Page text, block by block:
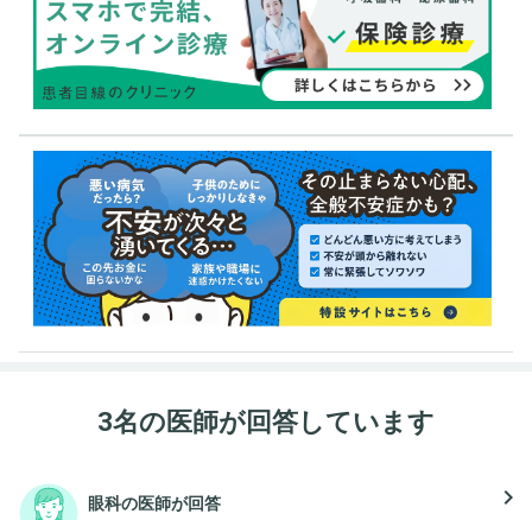
3名の医師が回答しています
眼科の医師が回答 navigate_next